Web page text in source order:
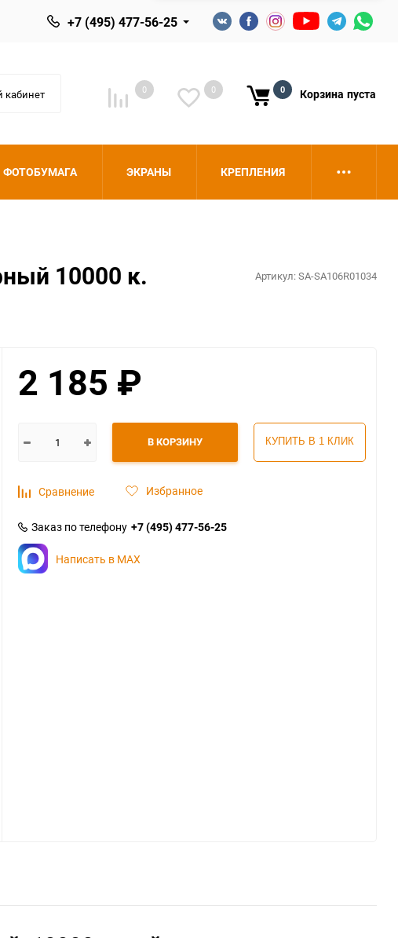
+7 (495) 477-56-25
0 0 0 Корзина пуста
ФОТОБУМАГА ЭКРАНЫ КРЕПЛЕНИЯ
10000 к. Артикул:SA-SA106R01034
2 185 ₽
В КОРЗИНУ КУПИТЬ В 1 КЛИК
Сравнение Избранное
Заказ по телефону +7 (495) 477-56-25
Написать в MAX